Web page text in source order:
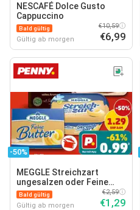
NESCAFÉ Dolce Gusto
Cappuccino
Bald gültig
Gültig ab morgen
€10,59
€6,99
-50%
MEGGLE Streichzart
ungesalzen oder Feine
Butter
Bald gültig
Gültig ab morgen
€2,59
€1,29